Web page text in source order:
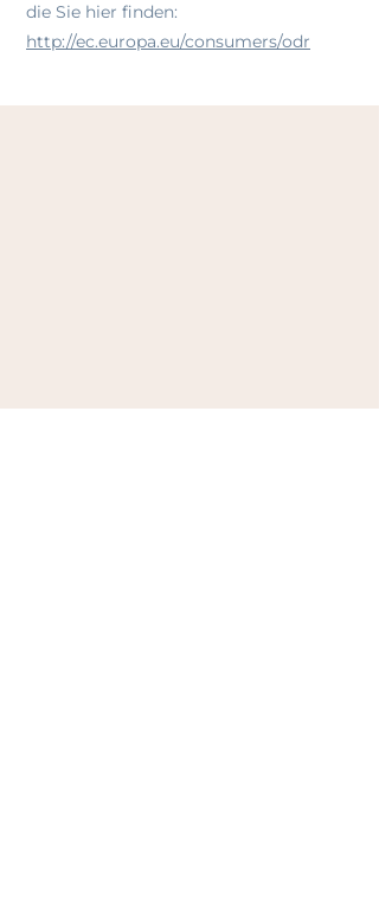
die Sie hier finden:
http://ec.europa.eu/consumers/odr